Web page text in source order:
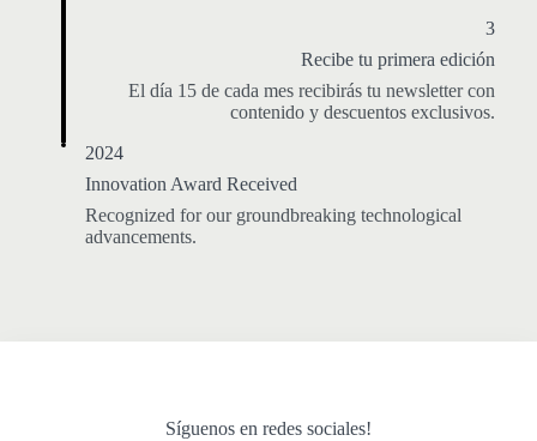
3
Recibe tu primera edición
El día 15 de cada mes recibirás tu newsletter con
contenido y descuentos exclusivos.
2024
Innovation Award Received
Recognized for our groundbreaking technological
advancements.
Síguenos en redes sociales!